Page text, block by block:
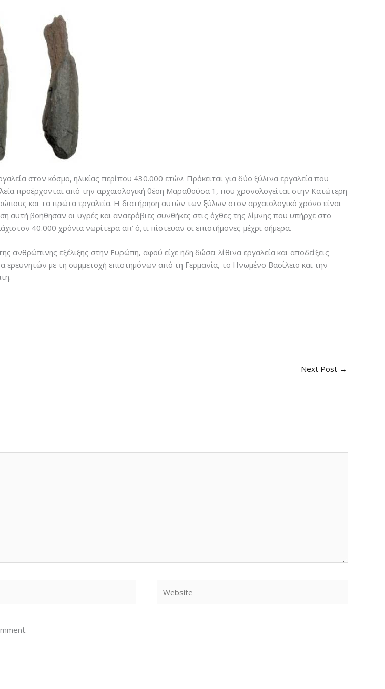
στον κόσμο, ηλικίας περίπου 430.000 ετών. Πρόκειται για δύο ξύλινα εργαλεία που
προέρχονται από την αρχαιολογική θέση Μαραθούσα 1, που χρονολογείται στην Κατώτερη
και τα πρώτα εργαλεία. Η διατήρηση αυτών των ξύλων στον αρχαιολογικό χρόνο είναι
αυτή βοήθησαν οι υγρές και αναερόβιες συνθήκες στις όχθες της λίμνης που υπήρχε στο
40.000 χρόνια νωρίτερα απ’ ό,τι πίστευαν οι επιστήμονες μέχρι σήμερα.
ανθρώπινης εξέλιξης στην Ευρώπη, αφού είχε ήδη δώσει λίθινα εργαλεία και αποδείξεις
με τη συμμετοχή επιστημόνων από τη Γερμανία, το Ηνωμένο Βασίλειο και την
Next Post →